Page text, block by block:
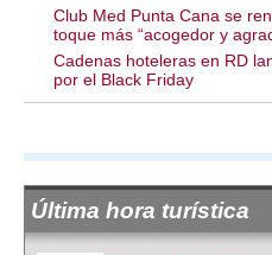
Club Med Punta Cana se
toque más “acogedor y
Cadenas hoteleras en RD
por el Black Friday
Última hora turística